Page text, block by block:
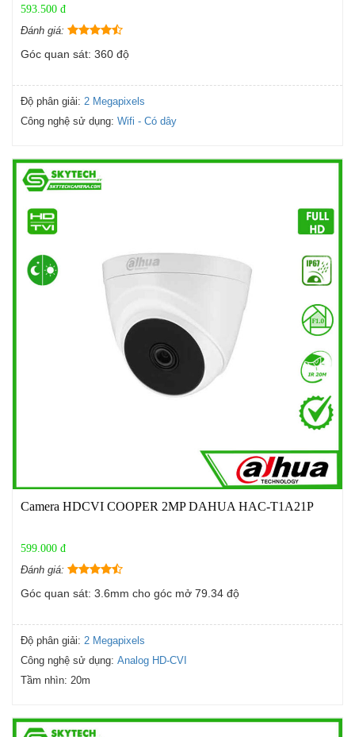
593.500 đ
Đánh giá:
Góc quan sát: 360 độ
Độ phân giải: 2 Megapixels
Công nghệ sử dụng: Wifi - Có dây
Camera HDCVI COOPER 2MP DAHUA HAC-T1A21P
599.000 đ
Đánh giá:
Góc quan sát: 3.6mm cho góc mở 79.34 độ
Độ phân giải: 2 Megapixels
Công nghệ sử dụng: Analog HD-CVI
Tầm nhìn: 20m